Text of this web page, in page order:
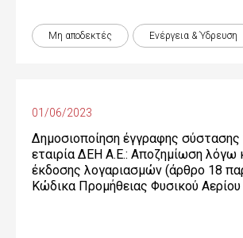
Μη αποδεκτές Ενέργεια & Ύδρευση
01/06/2023
Δημοσιοποίηση έγγραφης
εταιρία ΔΕΗ Α.Ε.: Αποζημίωση λόγω
έκδοσης λογαριασμών (άρθρο 18
Κώδικα Προμήθειας Φυσικού